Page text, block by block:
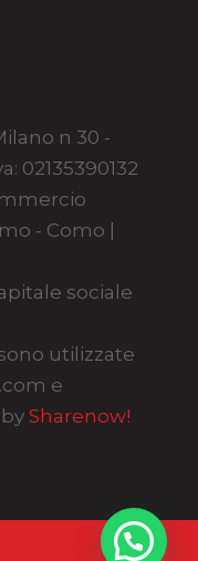
n 30 -
02135390132
- Como |
sociale
utilizzate
e
Sharenow!